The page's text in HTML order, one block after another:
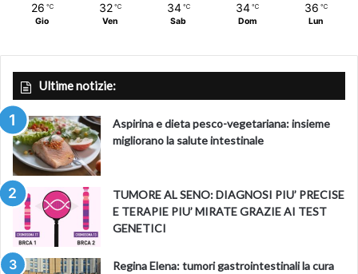
26 ℃
Gio
32 ℃
Ven
34 ℃
Sab
34 ℃
Dom
36 ℃
Lun
Ultime notizie:
Aspirina e dieta pesco-vegetariana: insieme
migliorano la salute intestinale
TUMORE AL SENO: DIAGNOSI PIU’ PRECISE
E TERAPIE PIU’ MIRATE GRAZIE AI TEST
GENETICI
Regina Elena: tumori gastrointestinali la cura